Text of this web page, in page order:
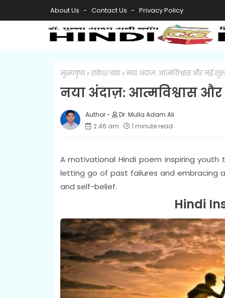
About Us Contact Us Privacy Policy
मुख्यपृष्ठ राकेश चक्र नया अंदाज़: आत्मविश्वास और नई
नया अंदाज़: आत्मविश्वास
Dr. Mulla Adam Ali
2:46 am
1 minute read
A motivational Hindi poem inspiring youth
letting go of past failures and embracing
and self-belief.
Hindi